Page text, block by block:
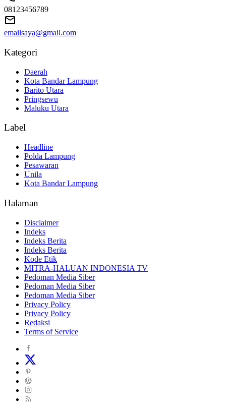
08123456789
emailsaya@gmail.com
Kategori
Daerah
Kota Bandar Lampung
Barito Utara
Pringsewu
Maluku Utara
Label
Headline
Polda Lampung
Pesawaran
Unila
Kota Bandar Lampung
Halaman
Disclaimer
Indeks
Indeks Berita
Indeks Berita
Kode Etik
MITRA-HALUAN INDONESIA TV
Pedoman Media Siber
Pedoman Media Siber
Pedoman Media Siber
Privacy Policy
Privacy Policy
Redaksi
Terms of Service